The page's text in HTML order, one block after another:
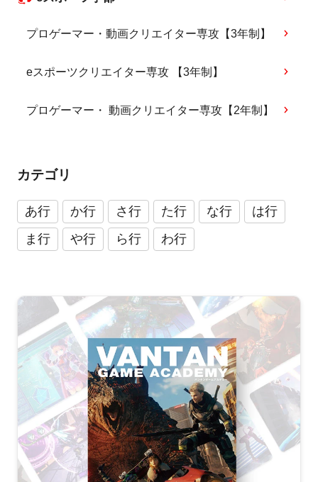
プロゲーマー・動画クリエイター専攻【3年制】
eスポーツクリエイター専攻 【3年制】
プロゲーマー・ 動画クリエイター専攻【2年制】
カテゴリ
あ行 か行 さ行 た行 な行
は行
ま行
や行 ら行 わ行